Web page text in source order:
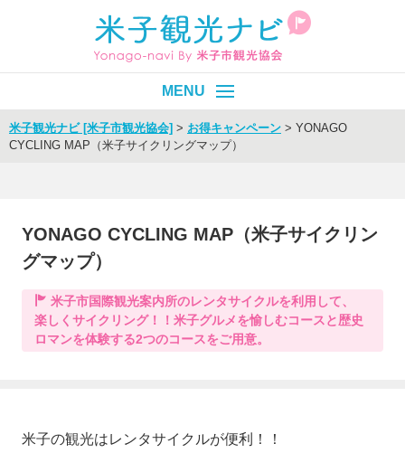
イベント
Select Language ▼
米子観光ナビ [米子市観光協会] > お得キャンペーン > YONAGO
CYCLING MAP（米子サイクリングマップ）
YONAGO CYCLING MAP（米子サイクリン
グマップ）
米子市国際観光案内所のレンタサイクルを利用して、
楽しくサイクリング！！米子グルメを愉しむコースと歴史
ロマンを体験する2つのコースをご用意。
米子の観光はレンタサイクルが便利！！